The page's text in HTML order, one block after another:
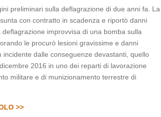
preliminari sulla deflagrazione di due anni fa. La
con contratto in scadenza e riportò danni
deflagrazione improvvisa di una bomba sulla
le procurò lesioni gravissime e danni
incidente dalle conseguenze devastanti, quello
2016 in uno dei reparti di lavorazione
militare e di munizionamento terrestre di
>>